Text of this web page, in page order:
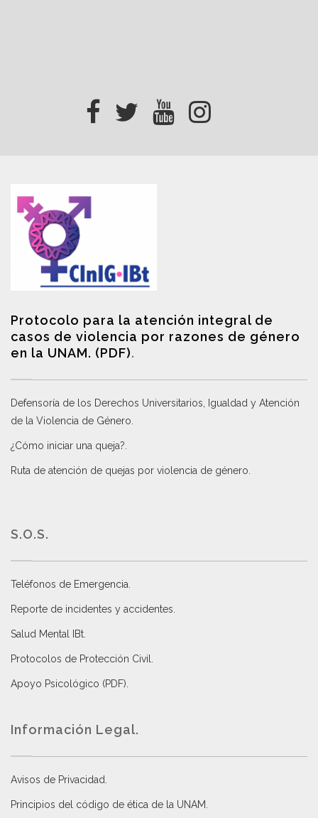
Protocolo para la atención integral de
casos de violencia por razones de género
en la UNAM. (PDF).
Defensoría de los Derechos Universitarios, Igualdad y Atención
de la Violencia de Género
¿Cómo iniciar una queja?
Ruta de atención de quejas por violencia de género
S.O.S.
Teléfonos de Emergencia.
Reporte de incidentes y accidentes
Salud Mental IBt
Protocolos de Protección Civil
Apoyo Psicológico (PDF)
Información Legal.
Avisos de Privacidad
Principios del código de ética de la UNAM